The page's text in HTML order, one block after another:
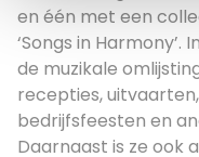
en één met een
‘Songs in
de muzikale
recepties,
bedrijfsfeesten en
Daarnaast is ze ook